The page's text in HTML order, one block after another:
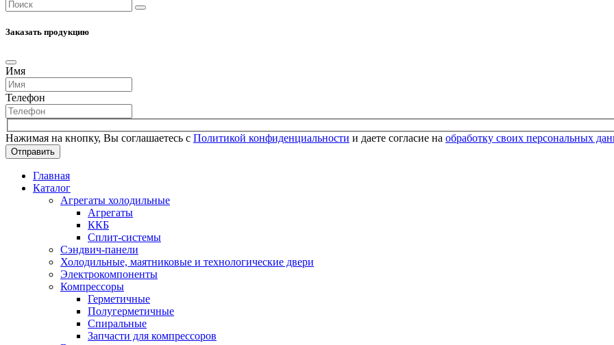
Заказать продукцию
Имя
Телефон
Нажимая на кнопку, Вы соглашаетесь с Политикой конфиденциальности и даете согласие на обработку своих персональных
Отправить
Главная
Каталог
Агрегаты холодильные
Агрегаты
ККБ
Сплит-системы
Сэндвич-панели
Холодильные, маятниковые и технологические двери
Электрокомпоненты
Компрессоры
Герметичные
Полугерметичные
Спиральные
Запчасти для компрессоров